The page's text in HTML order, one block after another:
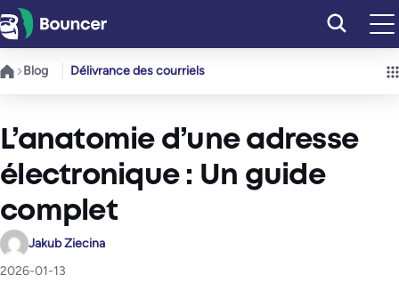
Aller
au
contenu
Blog Délivrance des courriels
L’anatomie d’une adresse
électronique : Un guide
complet
Jakub Ziecina
2026-01-13